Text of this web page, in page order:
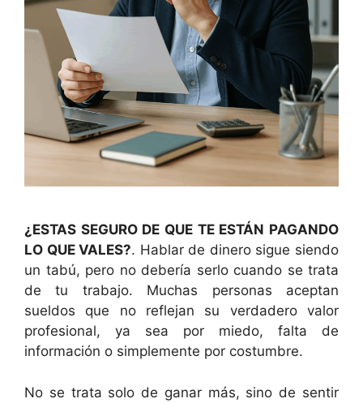
¿ESTAS SEGURO DE QUE TE ESTÁN PAGANDO
LO QUE VALES?. Hablar de dinero sigue siendo
un tabú, pero no debería serlo cuando se trata
de tu trabajo. Muchas personas aceptan
sueldos que no reflejan su verdadero valor
profesional, ya sea por miedo, falta de
información o simplemente por costumbre.
No se trata solo de ganar más, sino de sentir